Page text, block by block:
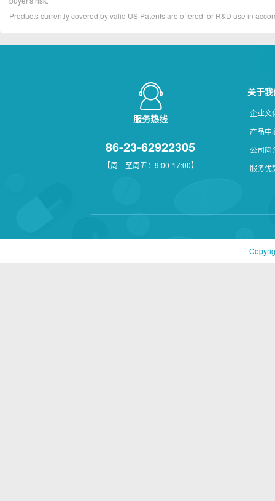
Products currently covered by valid US Patents are offered for R&D use in
服务热线
86-23-62922305
【周一至周五：9:00-17:00】
关于
企业文
产品中
公司简
服务优